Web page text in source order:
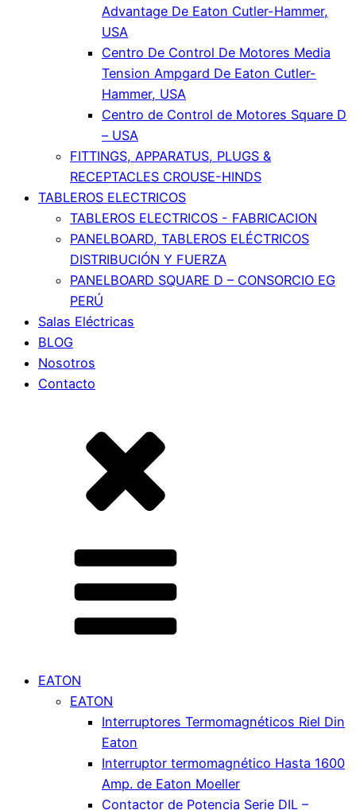
Advantage De Eaton Cutler-Hammer,
USA
Centro De Control De Motores Media
Tension Ampgard De Eaton Cutler-
Hammer, USA
Centro de Control de Motores Square D
– USA
FITTINGS, APPARATUS, PLUGS &
RECEPTACLES CROUSE-HINDS
TABLEROS ELECTRICOS
TABLEROS ELECTRICOS - FABRICACION
PANELBOARD, TABLEROS ELÉCTRICOS
DISTRIBUCIÓN Y FUERZA
PANELBOARD SQUARE D – CONSORCIO EG
PERÚ
Salas Eléctricas
BLOG
Nosotros
Contacto
EATON
EATON
Interruptores Termomagnéticos Riel Din
Eaton
Interruptor termomagnético Hasta 1600
Amp. de Eaton Moeller
Contactor de Potencia Serie DIL –